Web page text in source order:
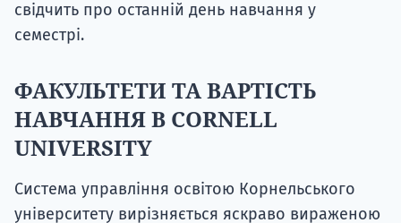
свідчить про останній день навчання у
семестрі.
ФАКУЛЬТЕТИ ТА ВАРТІСТЬ
НАВЧАННЯ В CORNELL
UNIVERSITY
Система управління освітою Корнельського
університету вирізняється яскраво вираженою